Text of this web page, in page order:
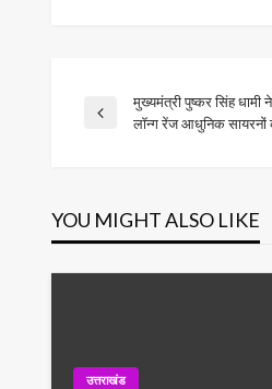
Post
Previous
मुख्यमंत्री पुष्कर सिंह धामी
लॉन्ग रेंज आधुनिक सायरनों
YOU MIGHT ALSO LIKE
उत्तराखंड